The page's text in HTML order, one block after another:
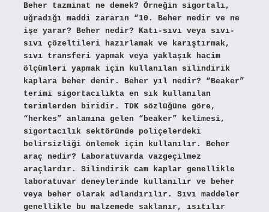
Beher tazminat ne demek? Örneğin sigortalı,
uğradığı maddi zararın “10. Beher nedir ve ne
işe yarar? Beher nedir? Katı-sıvı veya sıvı-
sıvı çözeltileri hazırlamak ve karıştırmak,
sıvı transferi yapmak veya yaklaşık hacim
ölçümleri yapmak için kullanılan silindirik
kaplara beher denir. Beher yıl nedir? “Beaker”
terimi sigortacılıkta en sık kullanılan
terimlerden biridir. TDK sözlüğüne göre,
“herkes” anlamına gelen “beaker” kelimesi,
sigortacılık sektöründe poliçelerdeki
belirsizliği önlemek için kullanılır. Beher
araç nedir? Laboratuvarda vazgeçilmez
araçlardır. Silindirik cam kaplar genellikle
laboratuvar deneylerinde kullanılır ve beher
veya beher olarak adlandırılır. Sıvı maddeler
genellikle bu malzemede saklanır, ısıtılır